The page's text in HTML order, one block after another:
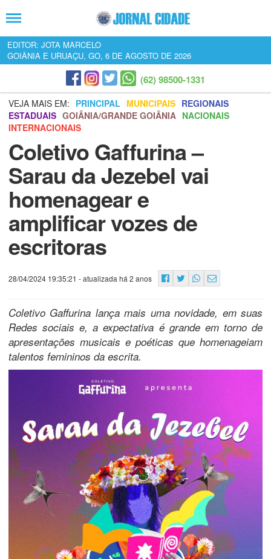
EDITOR: JOTA MARCELO
GOIÂNIA E URUAÇU, GO, 6 DE AGOSTO DE 2026
(62) 98500-1331
VEJA MAIS EM: PRINCIPAL MUNICIPAIS REGIONAIS
ESTADUAIS GOIÂNIA/GRANDE GOIÂNIA NACIONAIS
INTERNACIONAIS
Coletivo Gaffurina –
Sarau da Jezebel vai
homenagear e
amplificar vozes de
escritoras
28/04/2024 19:35:21 - atualizada há 2 anos
Coletivo Gaffurina lança mais uma novidade, em suas
Redes sociais e, a expectativa é grande em torno de
apresentações musicais e poéticas que homenageiam
talentos femininos da escrita.